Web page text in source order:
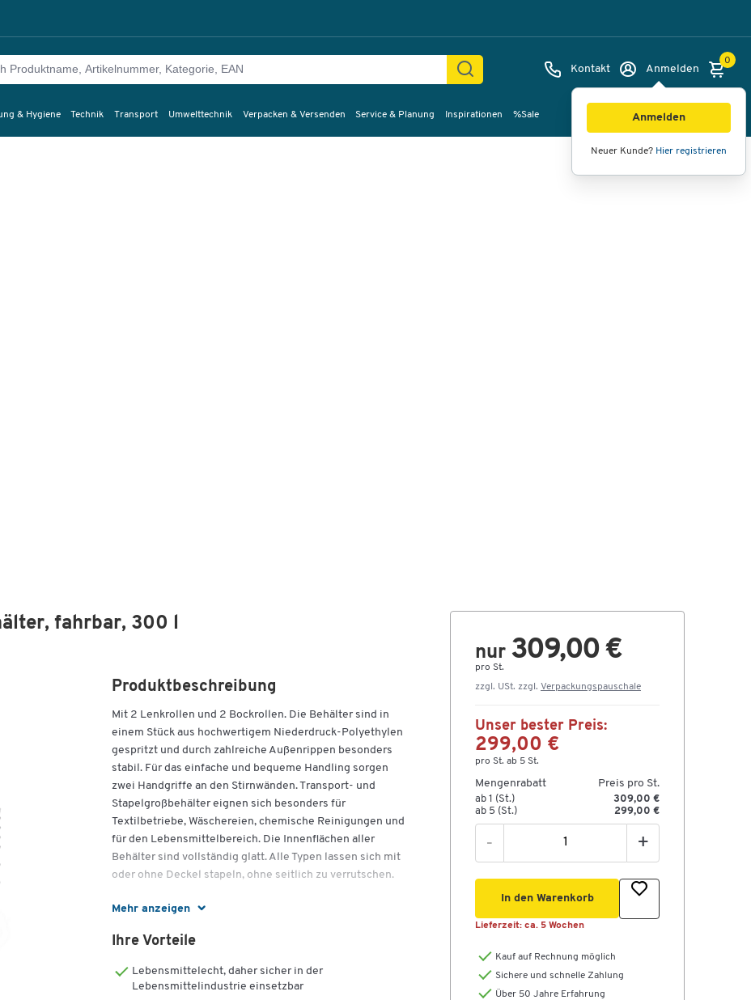
Kontakt Anmelden
Anmelden
Neuer Kunde? Hier registrieren
0
& Hygiene Technik Transport Umwelttechnik Verpacken & Versenden Service & Planung Inspirationen %Sale
fahrbar, 300 l
Mehr anzeigen
Produktbeschreibung
Mit 2 Lenkrollen und 2 Bockrollen. Die Behälter sind in
einem Stück aus hochwertigem Niederdruck-Polyethylen
gespritzt und durch zahlreiche Außenrippen besonders
stabil. Für das einfache und bequeme Handling sorgen
zwei Handgriffe an den Stirnwänden. Transport- und
Stapelgroßbehälter eignen sich besonders für
Textilbetriebe, Wäschereien, chemische Reinigungen und
für den Lebensmittelbereich. Die Innenflächen aller
Behälter sind vollständig glatt. Alle Typen lassen sich mit
oder ohne Deckel stapeln, ohne seitlich zu verrutschen.
Farbe: Grau
Ausführung: Seitenwände durchbrochen, Boden
Boden: 2 Lenkrollen und 2 Bockrollen
Ihre Vorteile
Lebensmittelecht, daher sicher in der
Lebensmittelindustrie einsetzbar
nur 309,00 €
pro St.
zzgl. USt. zzgl. Verpackungspauschale
Unser bester Preis:
299,00 €
pro St. ab 5 St.
Mengenrabatt Preis pro St.
ab 1 (St.)
309,00 €
ab 5 (St.)
299,00 €
- +
In den Warenkorb
Lieferzeit: ca. 5 Wochen
Kauf auf Rechnung möglich
Sichere und schnelle Zahlung
Über 50 Jahre Erfahrung
Bilder Videos 360°-Ansicht